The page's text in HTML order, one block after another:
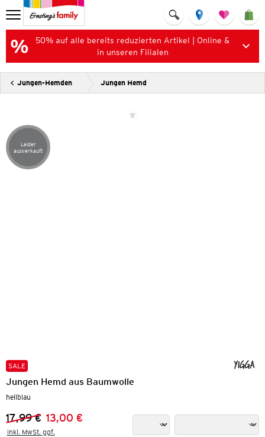
50% auf alle bereits reduzierten Artikel | Online &
in unseren Filialen
Jungen-Hemden Jungen Hemd
Artikel leider ausverkauft
Leider
ausverkauft
SALE
Jungen Hemd aus Baumwolle
hellblau
Vorheriger Preis:
17,99 €
Neuer Preis:
13,00 €
inkl. MwSt. ggf.